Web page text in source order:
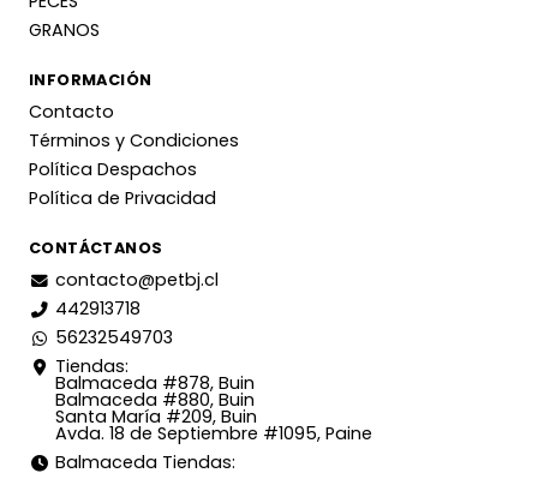
GRANOS
INFORMACIÓN
Contacto
Términos y Condiciones
Política Despachos
Política de Privacidad
CONTÁCTANOS
contacto@petbj.cl
442913718
56232549703
Tiendas:
Balmaceda #878, Buin
Balmaceda #880, Buin
Santa María #209, Buin
Avda. 18 de Septiembre #1095, Paine
Balmaceda Tiendas: